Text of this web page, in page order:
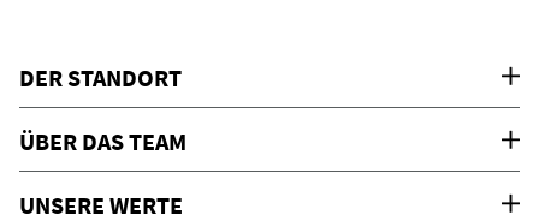
DER STANDORT
ÜBER DAS TEAM
UNSERE WERTE